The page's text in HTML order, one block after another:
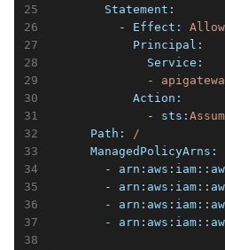
        Statement:
          - Effect:
Allow
            Principal:
              Service:
              -
            Action:
              - sts:
      Path:
/
      ManagedPolicyArns:
        - arn:
        - arn:
        - arn:
        - arn: